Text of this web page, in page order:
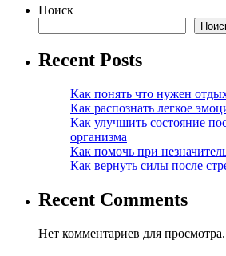
Поиск
Recent Posts
Как понять что нужен
Как распознать легкое
Как улучшить состояние
организма
Как помочь при
Как вернуть силы после
Recent Comments
Нет комментариев для просмотра.